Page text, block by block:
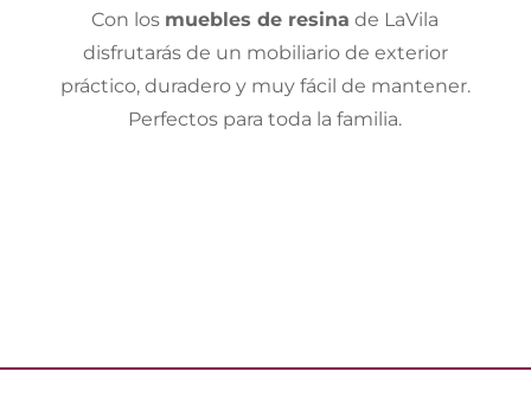
Con los muebles de resina de LaVila
disfrutarás de un mobiliario de exterior
práctico, duradero y muy fácil de mantener.
Perfectos para toda la familia.